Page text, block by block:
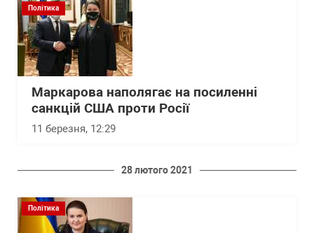
Політика
Маркарова наполягає на посиленні
санкцій США проти Росії
11 березня, 12:29
28 лютого 2021
Політика